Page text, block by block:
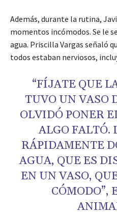
Además, durante la rutina,
momentos incómodos. Se le
agua. Priscilla Vargas señaló
todos estaban nerviosos,
“FÍJATE QUE
TUVO UN VASO
OLVIDÓ PONER
ALGO FALTÓ.
RÁPIDAMENTE
AGUA, QUE ES
EN UN VASO,
CÓMODO”,